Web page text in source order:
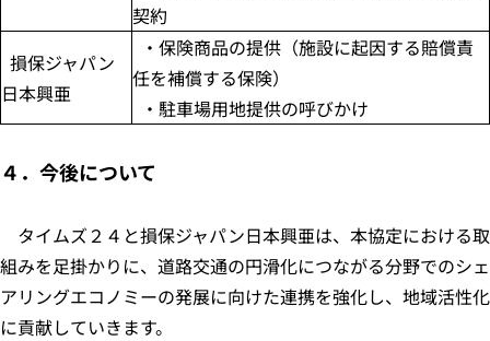
契約
損保ジャパン
日本興亜
・保険商品の提供（施設に起因する賠償責
任を補償する保険）
・駐車場用地提供の呼びかけ
４．今後について
タイムズ２４と損保ジャパン日本興亜は、本協定における取
組みを足掛かりに、道路交通の円滑化につながる分野でのシェ
アリングエコノミーの発展に向けた連携を強化し、地域活性化
に貢献していきます。